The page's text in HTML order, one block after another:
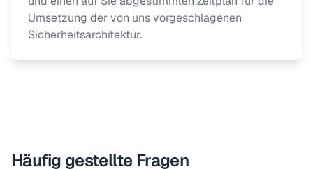
Umsetzung der von uns vorgeschlagenen
Sicherheitsarchitektur.
Häufig gestellte Fragen